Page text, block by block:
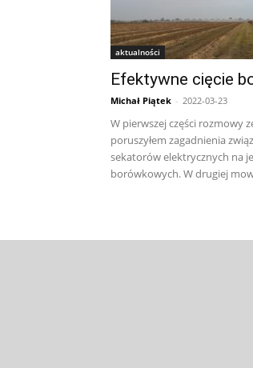
aktualności
Efektywne cięcie
Michał Piątek - 2022-03-23
W pierwszej części rozmowy
poruszyłem zagadnienia
sekatorów elektrycznych na
borówkowych. W drugiej